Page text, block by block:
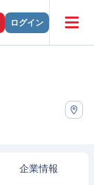
ログイン
企業情報